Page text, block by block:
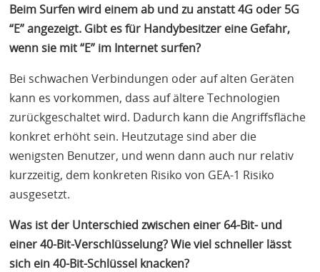
Beim Surfen wird einem ab und zu anstatt 4G oder 5G
“E” angezeigt. Gibt es für Handybesitzer eine Gefahr,
wenn sie mit “E” im Internet surfen?
Bei schwachen Verbindungen oder auf alten Geräten
kann es vorkommen, dass auf ältere Technologien
zurückgeschaltet wird. Dadurch kann die Angriffsfläche
konkret erhöht sein. Heutzutage sind aber die
wenigsten Benutzer, und wenn dann auch nur relativ
kurzzeitig, dem konkreten Risiko von GEA-1 Risiko
ausgesetzt.
Was ist der Unterschied zwischen einer 64-Bit- und
einer 40-Bit-Verschlüsselung? Wie viel schneller lässt
sich ein 40-Bit-Schlüssel knacken?